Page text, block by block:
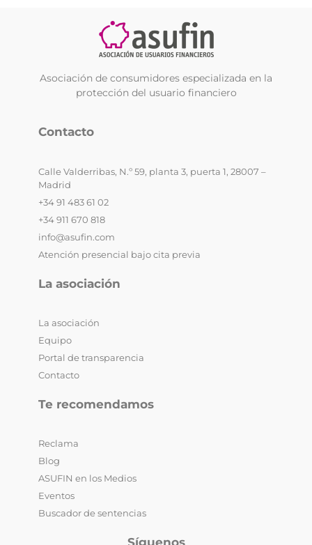
Asociación de consumidores especializada en la
protección del usuario financiero
Contacto
Calle Valderribas, N.º 59, planta 3, puerta 1, 28007 –
Madrid
+34 91 483 61 02
+34 911 670 818
info@asufin.com
Atención presencial bajo cita previa
La asociación
La asociación
Equipo
Portal de transparencia
Contacto
Te recomendamos
Reclama
Blog
ASUFIN en los Medios
Eventos
Buscador de sentencias